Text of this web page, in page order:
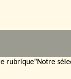
rubrique"Notre